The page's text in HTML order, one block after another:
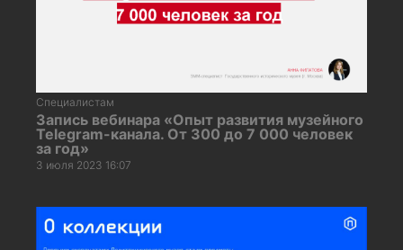
Специалистам
Запись вебинара «Опыт развития музейного
Telegram-канала. От 300 до 7 000 человек
за год»
3 июля 2023 16:07